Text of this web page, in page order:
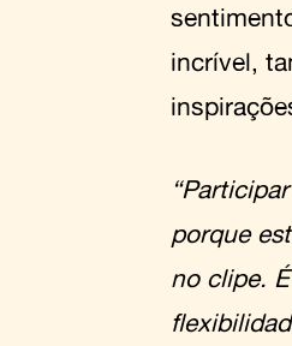
incrível,
porque
no clipe.